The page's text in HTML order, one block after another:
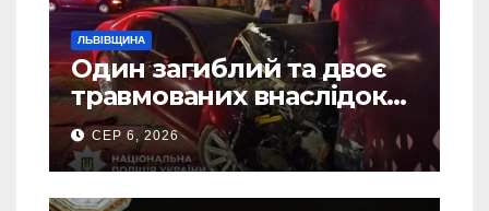
ЛЬВІВЩИНА
Один загиблий та двоє
травмованих внаслідок
ДТП на Самбірщині
СЕР 6, 2026